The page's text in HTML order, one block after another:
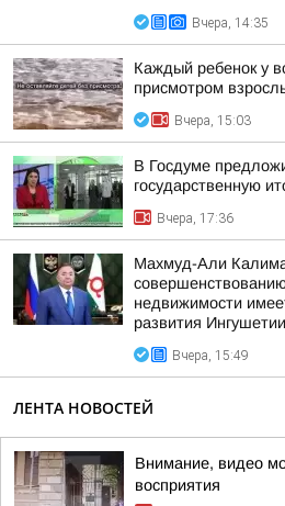
Вчера, 14:35
Каждый ребенок у
присмотром
Вчера, 15:03
В Госдуме
государственную
Вчера, 17:36
Махмуд-Али
недвижимости
развития Ингушетии
Вчера, 15:49
ЛЕНТА НОВОСТЕЙ
Внимание, видео
восприятия